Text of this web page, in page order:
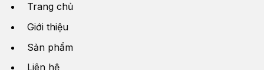
Trang chủ
Giới thiệu
Sản phẩm
Liên hệ